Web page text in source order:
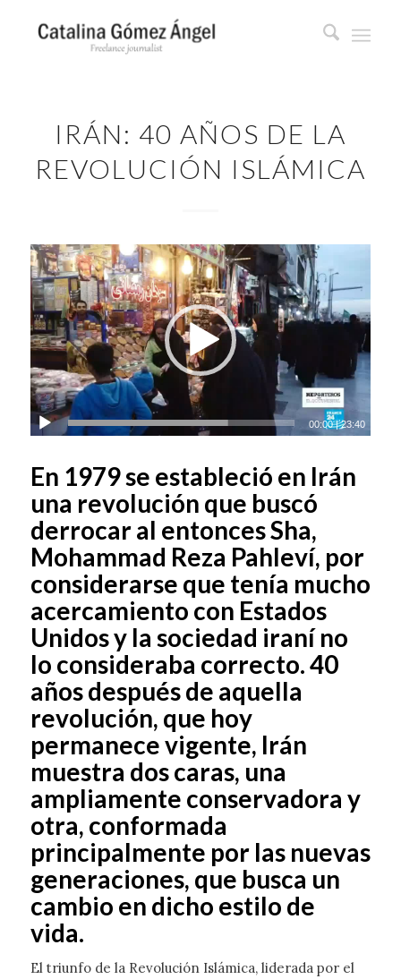
IRÁN: 40 AÑOS DE LA
REVOLUCIÓN ISLÁMICA
00:00|23:40
En 1979 se estableció en Irán
una revolución que buscó
derrocar al entonces Sha,
Mohammad Reza Pahleví, por
considerarse que tenía mucho
acercamiento con Estados
Unidos y la sociedad iraní no
lo consideraba correcto. 40
años después de aquella
revolución, que hoy
permanece vigente, Irán
muestra dos caras, una
ampliamente conservadora y
otra, conformada
principalmente por las nuevas
generaciones, que busca un
cambio en dicho estilo de
vida.
El triunfo de la Revolución Islámica, liderada por el